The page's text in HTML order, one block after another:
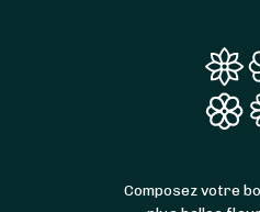
Composez votre